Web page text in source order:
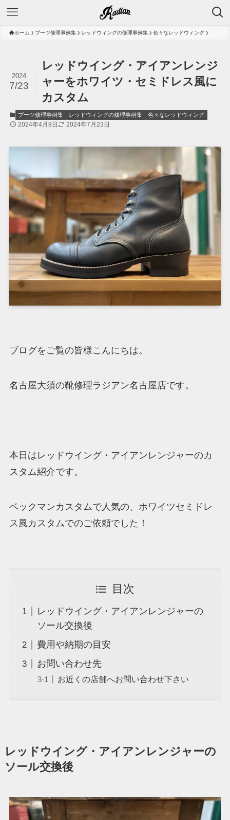
ホーム ブーツ修理事例集 レッドウィングの修理事例集 色々なレッドウィング
レッドウイング・アイアンレンジ
ャーをホワイツ・セミドレス風に
カスタム
2024
7/23
ブーツ修理事例集 レッドウィングの修理事例集 色々なレッドウィング
2024年4月8日 2024年7月23日
ブログをご覧の皆様こんにちは。
名古屋大須の靴修理ラジアン名古屋店です。
本日はレッドウイング・アイアンレンジャーのカ
スタム紹介です。
ベックマンカスタムで人気の、ホワイツセミドレ
ス風カスタムでのご依頼でした！
目次
レッドウイング・アイアンレンジャーの
ソール交換後
費用や納期の目安
お問い合わせ先
お近くの店舗へお問い合わせ下さい
レッドウイング・アイアンレンジャーの
ソール交換後